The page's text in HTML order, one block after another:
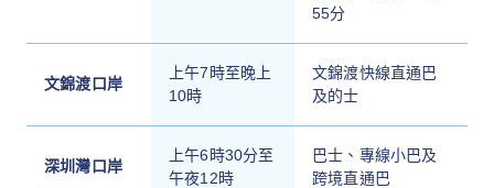
55分
文錦渡口岸
上午7時至晚上
10時
文錦渡快線直通巴
及的士
深圳灣口岸
上午6時30分至
午夜12時
巴士、專線小巴及
跨境直通巴